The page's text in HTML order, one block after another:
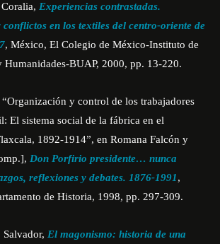
Experiencias contrastadas.
en los textiles del centro-oriente de
, México, El Colegio de México-Instituto de
Humanidades-BUAP, 2000, pp. 13-220.
“Organización y control de los trabajadores
El sistema social de la fábrica en el
1892-1914”, en Romana Falcón y
Don Porfirio presidente… nunca
reflexiones y debates. 1876-1991,
de Historia, 1998, pp. 297-309.
El magonismo: historia de una